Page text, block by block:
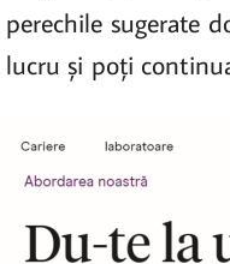
sugerate
și poți